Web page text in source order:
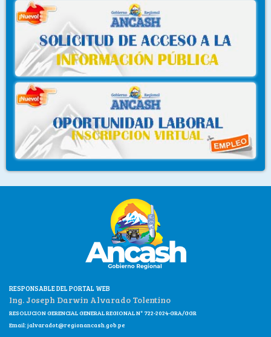
RESPONSABLE DEL PORTAL WEB
Ing. Joseph Darwin Alvarado Tolentino
RESOLUCION GERENCIAL GENERAL REGIONAL N° 722-2024-GRA/GGR
Email:jalvaradot@regionancash.gob.pe